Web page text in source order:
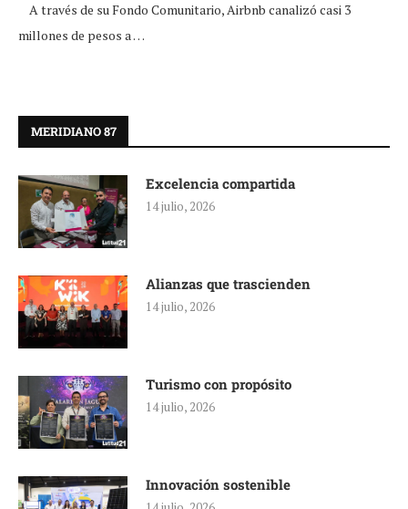
A través de su Fondo Comunitario, Airbnb canalizó casi 3
millones de pesos a …
MERIDIANO 87
Excelencia compartida
14 julio, 2026
Alianzas que trascienden
14 julio, 2026
Turismo con propósito
14 julio, 2026
Innovación sostenible